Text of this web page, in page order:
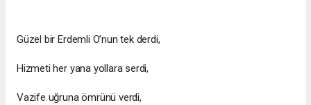
Güzel bir Erdemli O’nun tek derdi,
Hizmeti her yana yollara serdi,
Vazife uğruna ömrünü verdi,